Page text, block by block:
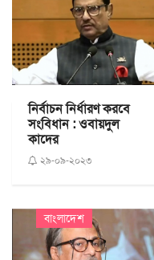
নির্বাচন নির্ধারণ করবে
সংবিধান : ওবায়দুল
কাদের
২৯-০৯-২০২৩
বাংলাদেশ